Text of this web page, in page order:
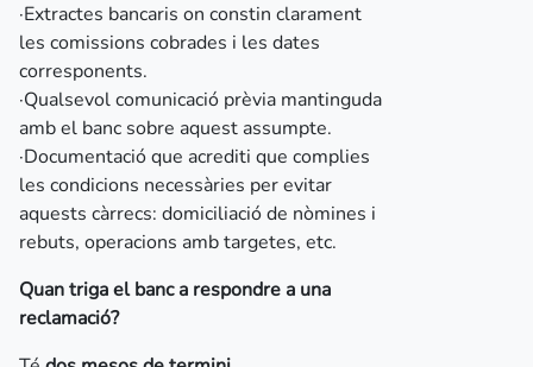
·Extractes bancaris on constin clarament
les comissions cobrades i les dates
corresponents.
·Qualsevol comunicació prèvia mantinguda
amb el banc sobre aquest assumpte.
·Documentació que acrediti que complies
les condicions necessàries per evitar
aquests càrrecs: domiciliació de nòmines i
rebuts, operacions amb targetes, etc.
Quan triga el banc a respondre a una
reclamació?